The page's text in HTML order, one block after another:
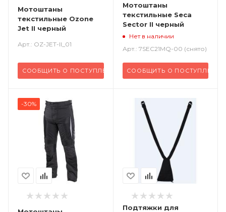
Мотоштаны
текстильные Ozone
Jet II черный
Арт.: OZ-JET-II_01
СООБЩИТЬ О ПОСТУПЛЕНИИ
Мотоштаны
текстильные Seca
Sector II черный
Нет в наличии
Арт.: 7SEC21MQ-00 (снято)
СООБЩИТЬ О ПОСТУПЛЕНИИ
-30%
Подтяжки для